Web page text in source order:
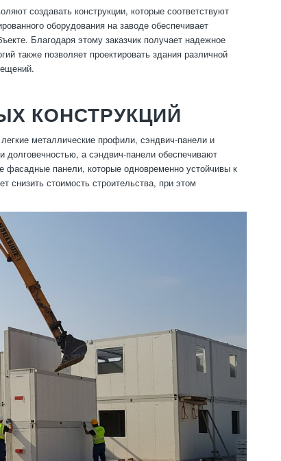
создавать конструкции, которые соответствуют
оборудования на заводе обеспечивает
Благодаря этому заказчик получает надежное
также позволяет проектировать здания различной
КОНСТРУКЦИЙ
металлические профили, сэндвич-панели и
а сэндвич-панели обеспечивают
панели, которые одновременно устойчивы к
снизить стоимость строительства, при этом